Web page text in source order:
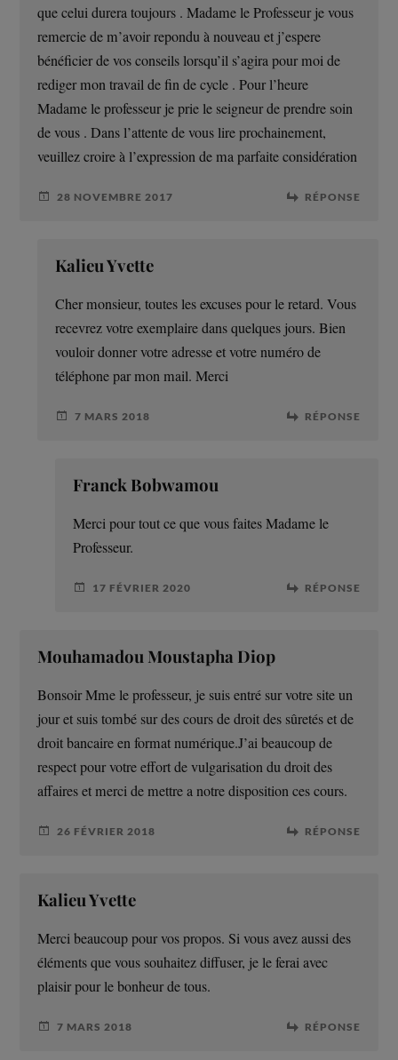
que celui durera toujours . Madame le Professeur je vous
remercie de m’avoir repondu à nouveau et j’espere
bénéficier de vos conseils lorsqu’il s’agira pour moi de
rediger mon travail de fin de cycle . Pour l’heure
Madame le professeur je prie le seigneur de prendre soin
de vous . Dans l’attente de vous lire prochainement,
veuillez croire à l’expression de ma parfaite considération
28 NOVEMBRE 2017 RÉPONSE
Kalieu Yvette
Cher monsieur, toutes les excuses pour le retard. Vous
recevrez votre exemplaire dans quelques jours. Bien
vouloir donner votre adresse et votre numéro de
téléphone par mon mail. Merci
7 MARS 2018 RÉPONSE
Franck Bobwamou
Merci pour tout ce que vous faites Madame le
Professeur.
17 FÉVRIER 2020 RÉPONSE
Mouhamadou Moustapha Diop
Bonsoir Mme le professeur, je suis entré sur votre site un
jour et suis tombé sur des cours de droit des sûretés et de
droit bancaire en format numérique.J’ai beaucoup de
respect pour votre effort de vulgarisation du droit des
affaires et merci de mettre a notre disposition ces cours.
26 FÉVRIER 2018 RÉPONSE
Kalieu Yvette
Merci beaucoup pour vos propos. Si vous avez aussi des
éléments que vous souhaitez diffuser, je le ferai avec
plaisir pour le bonheur de tous.
7 MARS 2018 RÉPONSE